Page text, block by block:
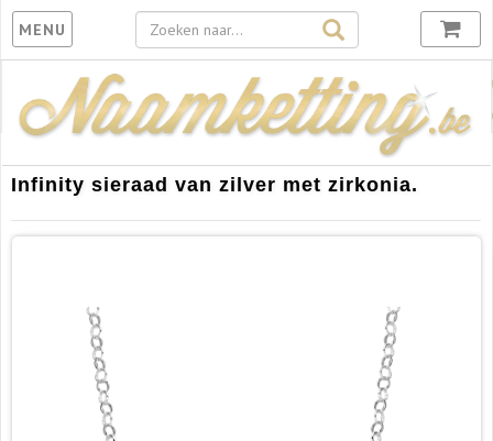
Toggle
navigation
MENU
Infinity sieraad van zilver met zirkonia.